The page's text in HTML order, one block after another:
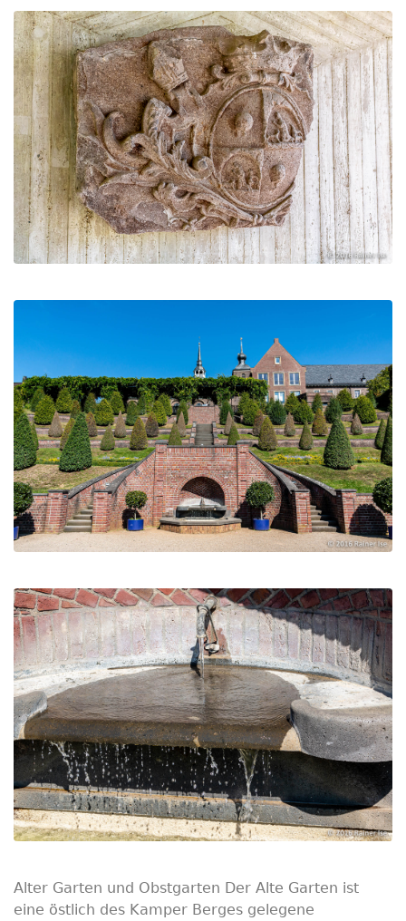
Alter Garten und Obstgarten Der Alte Garten ist
eine östlich des Kamper Berges gelegene